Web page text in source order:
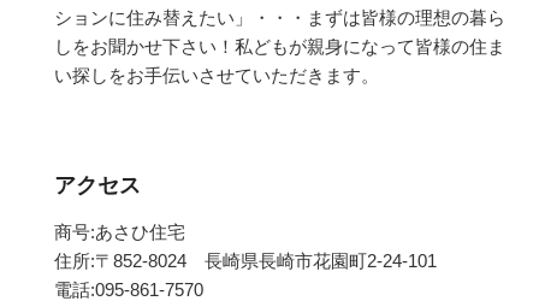
ションに住み替えたい」・・・まずは皆様の理想の暮ら
しをお聞かせ下さい！私どもが親身になって皆様の住ま
い探しをお手伝いさせていただきます。
アクセス
商号:あさひ住宅
住所:〒852-8024 長崎県長崎市花園町2-24-101
電話:095-861-7570